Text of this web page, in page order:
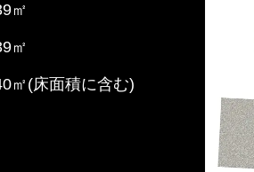
㎡
㎡
㎡(床面積に含む)